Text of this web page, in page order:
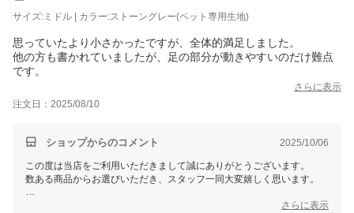
サイズ:ミドル | カラー:ストーングレー(ペット専用生地)
思っていたより小さかったですが、全体的満足しました。
他の方も書かれていましたが、足の部分が動きやすいのだけ難点
です。
さらに表示
注文日：2025/08/10
ショップからのコメント 2025/10/06
この度は当店をご利用いただきまして誠にありがとうございます。
数ある商品からお選びいただき、スタッフ一同大変嬉しく思います。
これからもお客様にご満足いただける商品をご提供できるようさらに表示